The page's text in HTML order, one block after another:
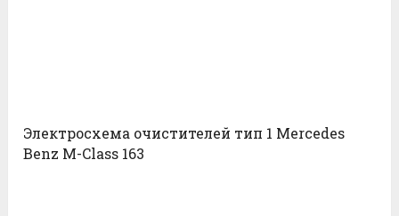
Электросхема очистителей тип 1 Mercedes
Benz M-Class 163